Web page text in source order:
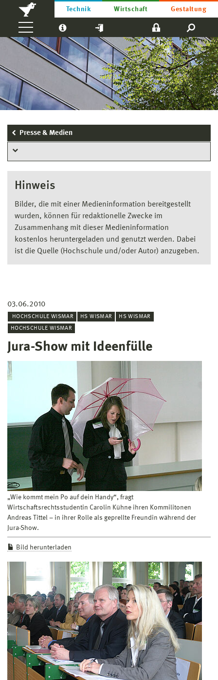
Technik Wirtschaft Gestaltung
Presse & Medien
Hinweis
Bilder, die mit einer Medieninformation bereitgestellt
wurden, können für redaktionelle Zwecke im
Zusammenhang mit dieser Medieninformation
kostenlos heruntergeladen und genutzt werden. Dabei
ist die Quelle (Hochschule und/oder Autor) anzugeben.
03.06.2010
HOCHSCHULE WISMAR HS WISMAR
HS WISMAR
HOCHSCHULE WISMAR
Jura-Show mit Ideenfülle
„Wie kommt mein Po auf dein Handy“, fragt
Wirtschaftsrechtsstudentin Carolin Kühne ihren Kommilitonen
Andreas Tittel – in ihrer Rolle als geprellte Freundin während der
Jura-Show.
Bild herunterladen